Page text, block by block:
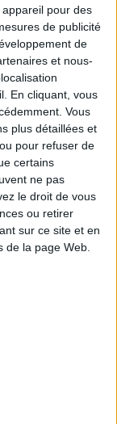
pour des
de publicité
de
et nous-
En cliquant, vous
Vous
plus détaillées et
pour refuser de
certains
ne pas
le droit de vous
ou retirer
sur ce site et en
de la page Web.
BRISTOL